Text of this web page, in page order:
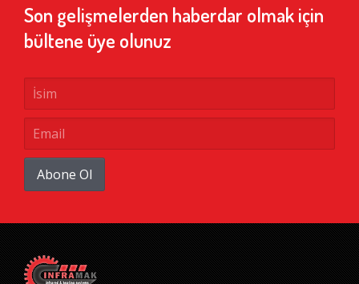
Son gelişmelerden haberdar olmak için
bültene üye olunuz
Abone Ol